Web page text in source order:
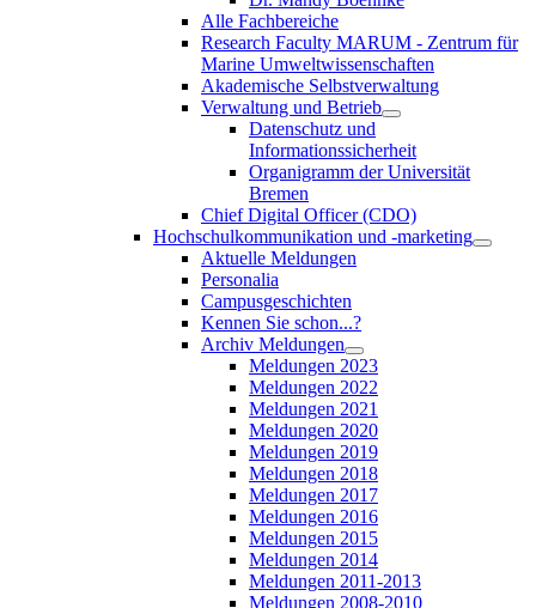
Alle Fachbereiche
Research Faculty MARUM - Zentrum für
Marine Umweltwissenschaften
Akademische Selbstverwaltung
Verwaltung und Betrieb
Datenschutz und
Informationssicherheit
Organigramm der Universität
Bremen
Chief Digital Officer (CDO)
Hochschulkommunikation und -marketing
Aktuelle Meldungen
Personalia
Campusgeschichten
Kennen Sie schon...?
Archiv Meldungen
Meldungen 2023
Meldungen 2022
Meldungen 2021
Meldungen 2020
Meldungen 2019
Meldungen 2018
Meldungen 2017
Meldungen 2016
Meldungen 2015
Meldungen 2014
Meldungen 2011-2013
Meldungen 2008-2010